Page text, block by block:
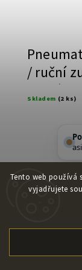
Tento web používá
vyjadřujete
/ ruční
rovný
Skladem (2 ks)
Detail